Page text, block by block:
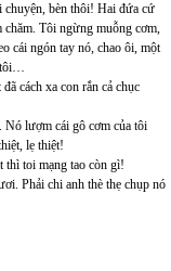
chuyện, bèn thôi! Hai đứa cứ
Tôi ngừng muỗng cơm,
cái ngón tay nó, chao ôi, một
tôi…
cách xa con rắn cả chục
lượm cái gô cơm của tôi
lẹ thiệt!
thì toi mạng tao còn gì!
Phải chi anh thè thẹ chụp nó